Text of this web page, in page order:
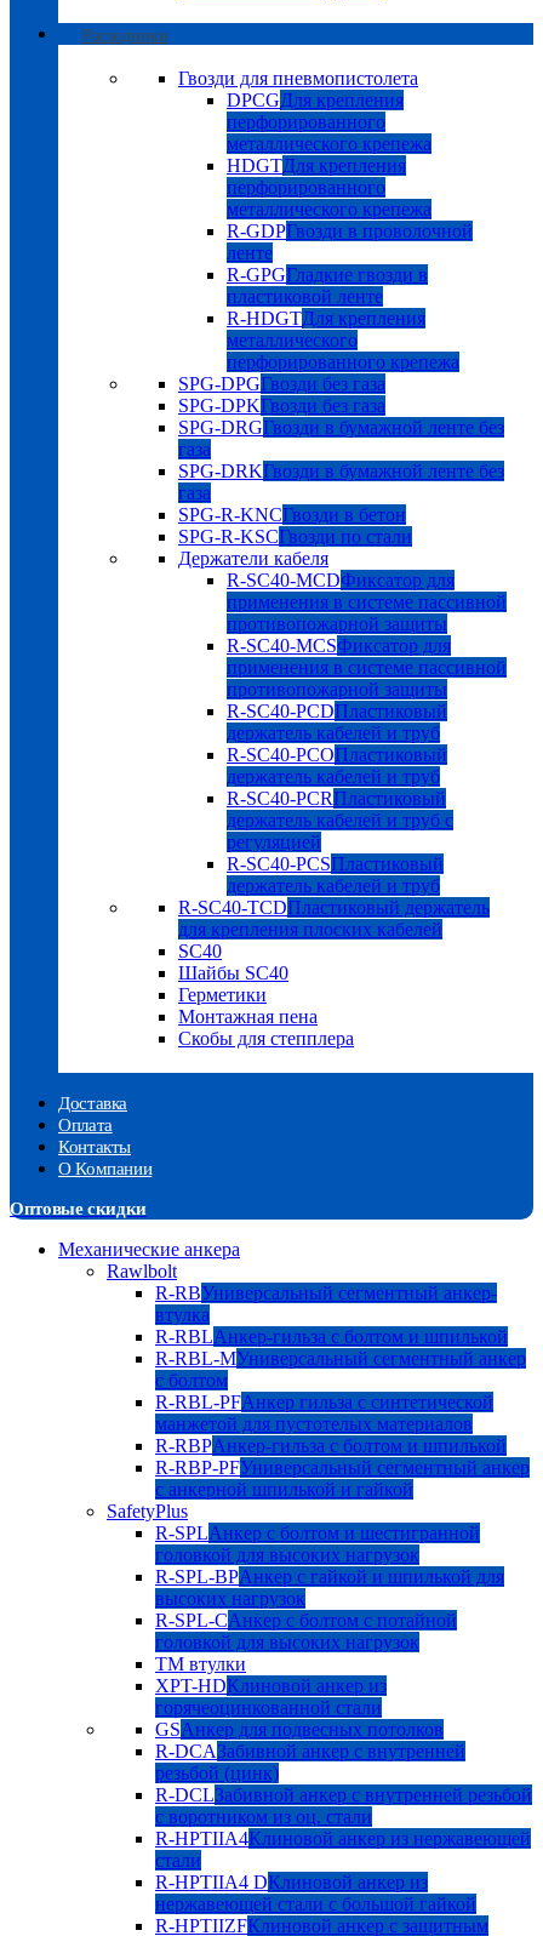
Расходники
Гвозди для пневмопистолета
DPCGДля крепления
перфорированного
металлического крепежа
HDGTДля крепления
перфорированного
металлического крепежа
R-GDPГвозди в проволочной
ленте
R-GPGГладкие гвозди в
пластиковой ленте
R-HDGTДля крепления
металлического
перфорированного крепежа
SPG-DPGГвозди без газа
SPG-DPKГвозди без газа
SPG-DRGГвозди в бумажной ленте без
газа
SPG-DRKГвозди в бумажной ленте без
газа
SPG-R-KNCГвозди в бетон
SPG-R-KSCГвозди по стали
Держатели кабеля
R-SC40-MCDФиксатор для
применения в системе пассивной
противопожарной защиты
R-SC40-MCSФиксатор для
применения в системе пассивной
противопожарной защиты
R-SC40-PCDПластиковый
держатель кабелей и труб
R-SC40-PCOПластиковый
держатель кабелей и труб
R-SC40-PCRПластиковый
держатель кабелей и труб с
регуляцией
R-SC40-PCSПластиковый
держатель кабелей и труб
R-SC40-TCDПластиковый держатель
для крепления плоских кабелей
SC40
Шайбы SC40
Герметики
Монтажная пена
Скобы для степплера
Доставка
Оплата
Контакты
О Компании
Оптовые скидки
Механические анкера
Rawlbolt
R-RBУниверсальный сегментный анкер-
втулка
R-RBLАнкер-гильза с болтом и шпилькой
R-RBL-MУниверсальный сегментный анкер
с болтом
R-RBL-PFАнкер гильза с синтетической
манжетой для пустотелых материалов
R-RBPАнкер-гильза с болтом и шпилькой
R-RBP-PFУниверсальный сегментный анкер
с анкерной шпилькой и гайкой
SafetyPlus
R-SPLАнкер с болтом и шестигранной
головкой для высоких нагрузок
R-SPL-BPАнкер с гайкой и шпилькой для
высоких нагрузок
R-SPL-CАнкер с болтом с потайной
головкой для высоких нагрузок
TM втулки
XPT-HDКлиновой анкер из
горячеоцинкованной стали
GSАнкер для подвесных потолков
R-DCAЗабивной анкер с внутренней
резьбой (цинк)
R-DCLЗабивной анкер с внутренней резьбой
с воротником из оц. стали
R-HPTIIA4Клиновой анкер из нержавеющей
стали
R-HPTIIA4 DКлиновой анкер из
нержавеющей стали с большой гайкой
R-HPTIIZFКлиновой анкер с защитным